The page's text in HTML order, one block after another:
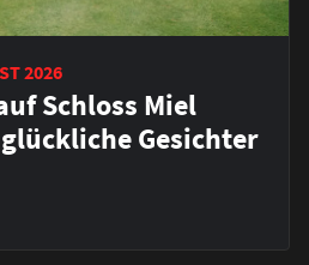
2026
Schloss Miel
Gesichter